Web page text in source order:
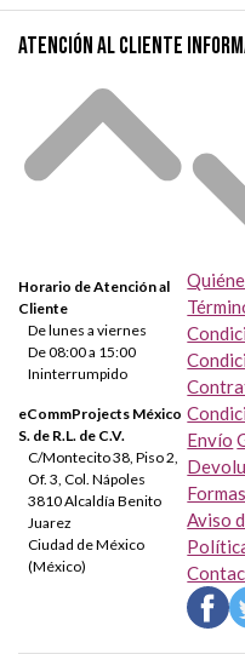
Atención al cliente
Horario de Atención al
Cliente
De lunes a viernes
De 08:00 a 15:00
Ininterrumpido
eCommProjects México
S. de R.L. de C.V.
C/Montecito 38, Piso 2,
Of. 3, Col. Nápoles
3810 Alcaldía Benito
Juarez
Ciudad de México
(México)
Envío
Aviso